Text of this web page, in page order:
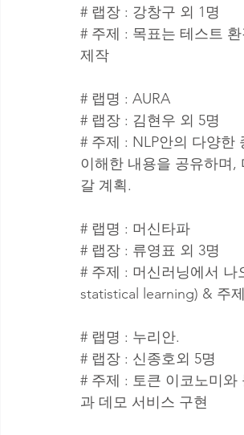
# 랩장 : 강창구 외 1명
# 주제 : 목표는 테스트
제작
# 랩명 : AURA
# 랩장 : 김현우 외 5명
# 주제 : NLP안의 다양
이해한 내용을 공유하며,
갈 계획.
# 랩명 : 머신타파
# 랩장 : 류영표 외 3명
# 주제 : 머신러닝에서
statistical learning) & 주
# 랩명 : 누리안.
# 랩장 : 신종호외 5명
# 주제 : 토큰 이코노미
과 데모 서비스 구현